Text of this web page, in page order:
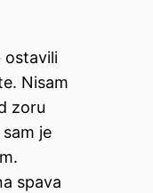
ostavili
Nisam
zoru
je
spava